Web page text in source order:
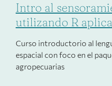
Intro al
utilizando R
Curso introductorio al
espacial con foco en el
agropecuarias